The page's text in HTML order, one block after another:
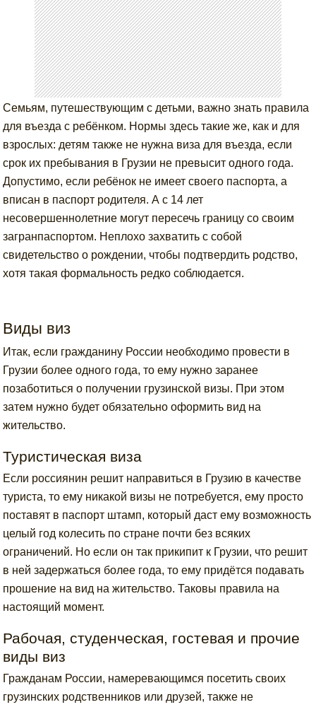
Семьям, путешествующим с детьми, важно знать правила
для въезда с ребёнком. Нормы здесь такие же, как и для
взрослых: детям также не нужна виза для въезда, если
срок их пребывания в Грузии не превысит одного года.
Допустимо, если ребёнок не имеет своего паспорта, а
вписан в паспорт родителя. А с 14 лет
несовершеннолетние могут пересечь границу со своим
загранпаспортом. Неплохо захватить с собой
свидетельство о рождении, чтобы подтвердить родство,
хотя такая формальность редко соблюдается.
Виды виз
Итак, если гражданину России необходимо провести в
Грузии более одного года, то ему нужно заранее
позаботиться о получении грузинской визы. При этом
затем нужно будет обязательно оформить вид на
жительство.
Туристическая виза
Если россиянин решит направиться в Грузию в качестве
туриста, то ему никакой визы не потребуется, ему просто
поставят в паспорт штамп, который даст ему возможность
целый год колесить по стране почти без всяких
ограничений. Но если он так прикипит к Грузии, что решит
в ней задержаться более года, то ему придётся подавать
прошение на вид на жительство. Таковы правила на
настоящий момент.
Рабочая, студенческая, гостевая и прочие
виды виз
Гражданам России, намеревающимся посетить своих
грузинских родственников или друзей, также не